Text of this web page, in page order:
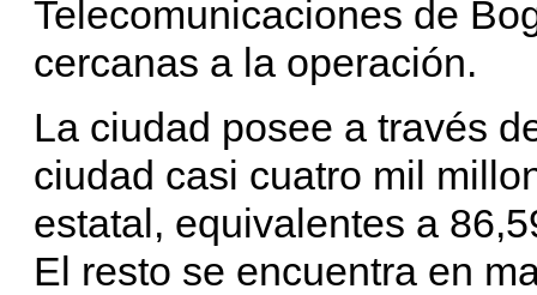
Telecomunicaciones de
cercanas a la operación.
La ciudad posee a través
ciudad casi cuatro mil
estatal, equivalentes a
El resto se encuentra en